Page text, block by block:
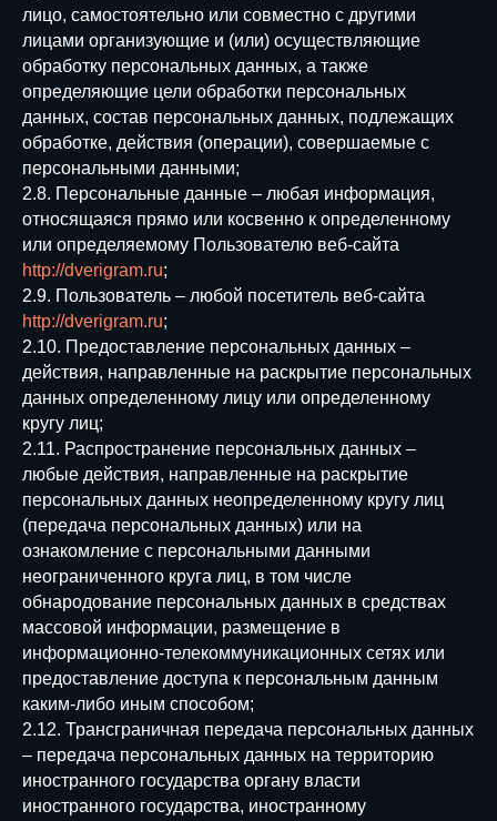
лицо, самостоятельно или совместно с другими
лицами организующие и (или) осуществляющие
обработку персональных данных, а также
определяющие цели обработки персональных
данных, состав персональных данных, подлежащих
обработке, действия (операции), совершаемые с
персональными данными;
2.8. Персональные данные – любая информация,
относящаяся прямо или косвенно к определенному
или определяемому Пользователю веб-сайта
http://dverigram.ru;
2.9. Пользователь – любой посетитель веб-сайта
http://dverigram.ru;
2.10. Предоставление персональных данных –
действия, направленные на раскрытие персональных
данных определенному лицу или определенному
кругу лиц;
2.11. Распространение персональных данных –
любые действия, направленные на раскрытие
персональных данных неопределенному кругу лиц
(передача персональных данных) или на
ознакомление с персональными данными
неограниченного круга лиц, в том числе
обнародование персональных данных в средствах
массовой информации, размещение в
информационно-телекоммуникационных сетях или
предоставление доступа к персональным данным
каким-либо иным способом;
2.12. Трансграничная передача персональных данных
– передача персональных данных на территорию
иностранного государства органу власти
иностранного государства, иностранному